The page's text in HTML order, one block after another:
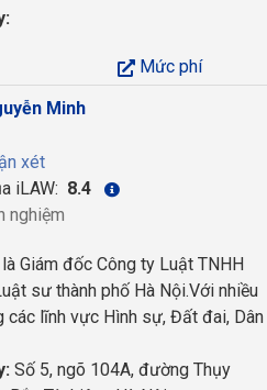
Mức phí
Minh
xét
iLAW: 8.4
nghiệm
Giám đốc Công ty Luật TNHH
sư thành phố Hà Nội.Với nhiều
các lĩnh vực Hình sự, Đất đai, Dân
Số 5, ngõ 104A, đường Thụy